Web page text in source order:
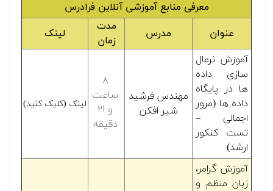
معرفی منابع آموزشی آنلاین فرادرس
عنوان
مدرس
مدت
زمان
لینک
آموزش نرمال
سازی داده
ها در پایگاه
داده ها (مرور
اجمالی –
تست کنکور
ارشد)
مهندس فرشید
شیر افکن
۸
ساعت
و ۲۱
دقیقه
لینک (کلیک کنید)
آموزش گرامر،
زبان منظم و